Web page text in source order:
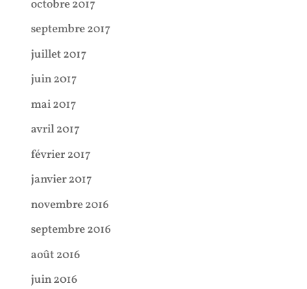
octobre 2017
septembre 2017
juillet 2017
juin 2017
mai 2017
avril 2017
février 2017
janvier 2017
novembre 2016
septembre 2016
août 2016
juin 2016